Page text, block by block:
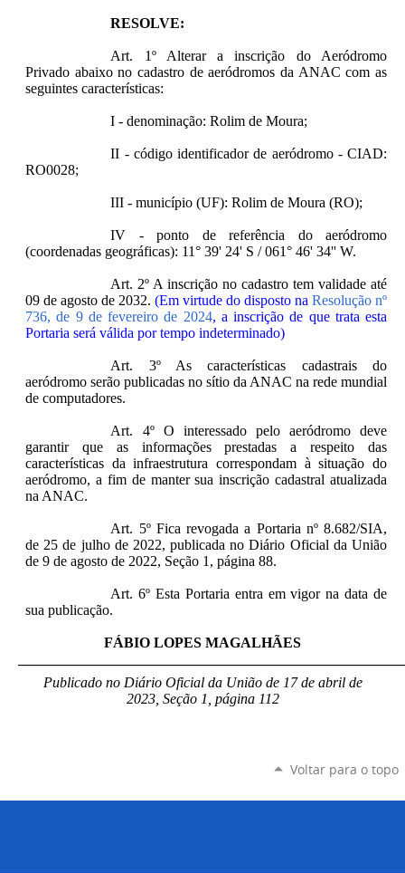
RESOLVE:
Art. 1º Alterar a inscrição do Aeródromo
Privado abaixo no cadastro de aeródromos da ANAC com as
seguintes características:
I - denominação: Rolim de Moura;
II - código identificador de aeródromo - CIAD:
RO0028;
III - município (UF): Rolim de Moura (RO);
IV - ponto de referência do aeródromo
(coordenadas geográficas): 11° 39' 24' S / 061° 46' 34'' W.
Art. 2º A inscrição no cadastro tem validade até
09 de agosto de 2032. (Em virtude do disposto na Resolução nº
736, de 9 de fevereiro de 2024, a inscrição de que trata esta
Portaria será válida por tempo indeterminado)
Art. 3º As características cadastrais do
aeródromo serão publicadas no sítio da ANAC na rede mundial
de computadores.
Art. 4º O interessado pelo aeródromo deve
garantir que as informações prestadas a respeito das
características da infraestrutura correspondam à situação do
aeródromo, a fim de manter sua inscrição cadastral atualizada
na ANAC.
Art. 5º Fica revogada a Portaria nº 8.682/SIA,
de 25 de julho de 2022, publicada no Diário Oficial da União
de 9 de agosto de 2022, Seção 1, página 88.
Art. 6º Esta Portaria entra em vigor na data de
sua publicação.
FÁBIO LOPES MAGALHÃES
Publicado no Diário Oficial da União de 17 de abril de
2023, Seção 1, página 112
Voltar para o topo